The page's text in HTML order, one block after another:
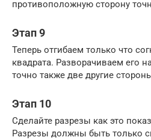
противоположную сторону
Этап 9
Теперь отгибаем только что
квадрата. Разворачиваем его
точно также две другие
Этап 10
Сделайте разрезы как это
Разрезы должны быть только